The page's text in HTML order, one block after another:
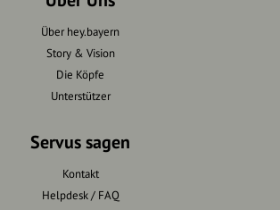
Über hey.bayern
Story & Vision
Die Köpfe
Unterstützer
Servus sagen
Kontakt
Helpdesk / FAQ